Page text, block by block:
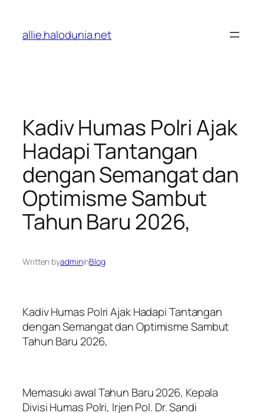
konten
allie.halodunia.net
Kadiv Humas Polri Ajak
Hadapi Tantangan
dengan Semangat dan
Optimisme Sambut
Tahun Baru 2026,
Written byadmininBlog
Kadiv Humas Polri Ajak Hadapi Tantangan
dengan Semangat dan Optimisme Sambut
Tahun Baru 2026,
Memasuki awal Tahun Baru 2026, Kepala
Divisi Humas Polri, Irjen Pol. Dr. Sandi